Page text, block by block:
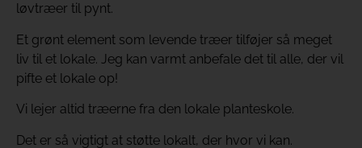
løvtræer til pynt.
Et grønt element som levende træer tilføjer så meget
liv til et lokale. Jeg kan varmt anbefale det til alle, der vil
pifte et lokale op!
Vi lejer altid træerne fra den lokale planteskole.
Det er så vigtigt at støtte lokalt, der hvor vi kan.